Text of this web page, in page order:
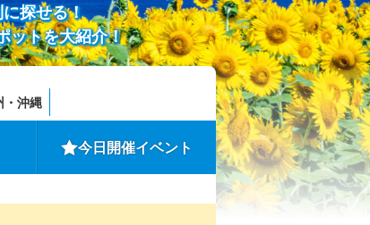
探せる！
ットを大紹介！
・沖縄
今日開催イベント